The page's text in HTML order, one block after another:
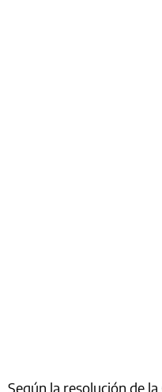
Según la resolución de la